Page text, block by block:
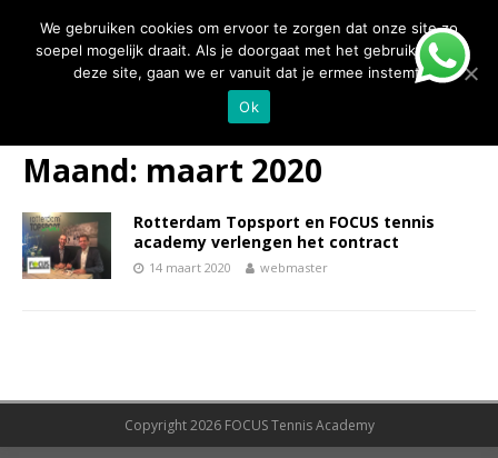
FOCUS TENNIS PADEL
Maand: maart 2020
Rotterdam Topsport en FOCUS tennis
academy verlengen het contract
14 maart 2020 webmaster
Copyright 2026 FOCUS Tennis Academy
We gebruiken cookies om ervoor te zorgen dat onze site zo
soepel mogelijk draait. Als je doorgaat met het gebruiken van
deze site, gaan we er vanuit dat je ermee instemt.
Ok